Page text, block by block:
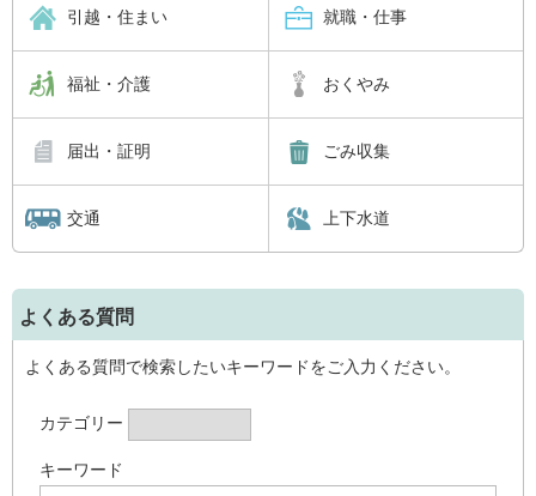
引越・住まい 就職・仕事
福祉・介護 おくやみ
届出・証明 ごみ収集
交通 上下水道
よくある質問
よくある質問で検索したいキーワードをご入力ください。
カテゴリー
キーワード